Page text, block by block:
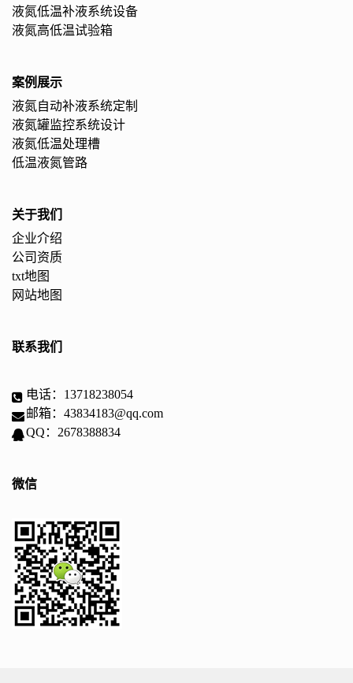
液氮低温补液系统设备
液氮高低温试验箱
案例展示
液氮自动补液系统定制
液氮罐监控系统设计
液氮低温处理槽
低温液氮管路
关于我们
企业介绍
公司资质
txt地图
网站地图
联系我们
电话：13718238054
邮箱：43834183@qq.com
QQ：2678388834
微信